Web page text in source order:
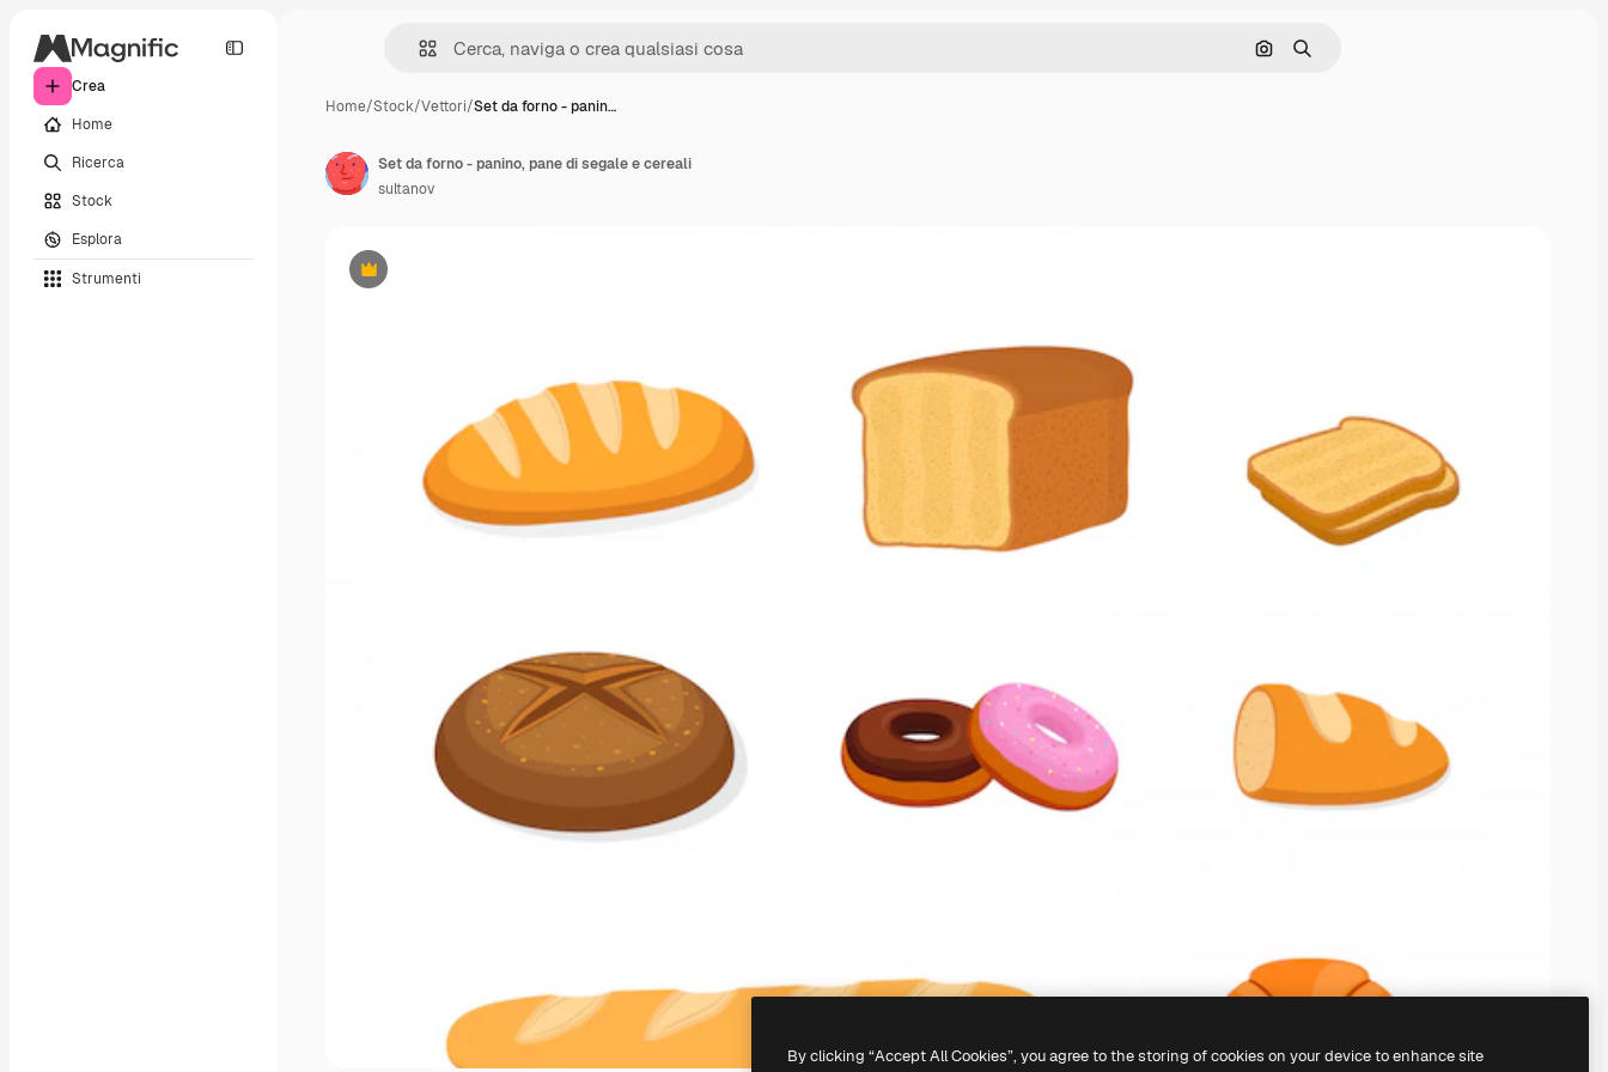
Crea
Home
Ricerca
Stock
Esplora
Strumenti
Cerca per immagine
Ricerca
Home/Stock/Vettori/Set da forno - panin…
Premium
Set da forno - panino, pane di segale e cereali
sultanov
By clicking “Accept All Cookies”, you agree to the storing of cookies on your device to enhance site